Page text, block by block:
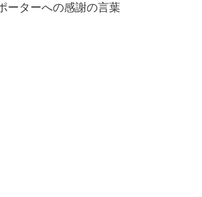
ーターへの感謝の言葉